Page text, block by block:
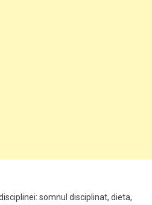
somnul disciplinat, dieta,